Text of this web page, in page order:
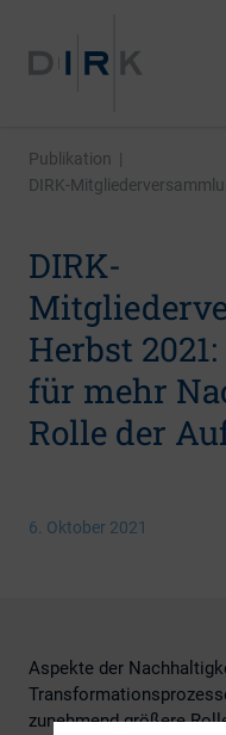
Publikation |
DIRK-
DIRK-
Herbst
für mehr
Rolle der
6. Oktober 2021
Aspekte der
zunehmend größere